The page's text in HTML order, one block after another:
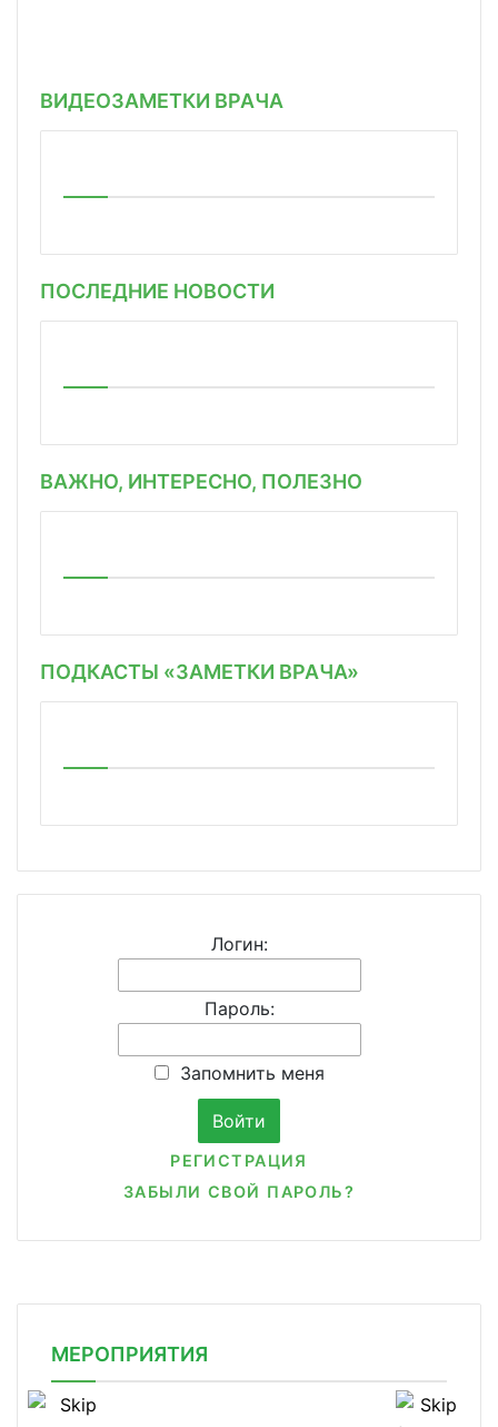
ВИДЕОЗАМЕТКИ ВРАЧА
ПОСЛЕДНИЕ НОВОСТИ
ВАЖНО, ИНТЕРЕСНО, ПОЛЕЗНО
ПОДКАСТЫ «ЗАМЕТКИ ВРАЧА»
Логин:
Пароль:
Запомнить меня
РЕГИСТРАЦИЯ
ЗАБЫЛИ СВОЙ ПАРОЛЬ?
МЕРОПРИЯТИЯ